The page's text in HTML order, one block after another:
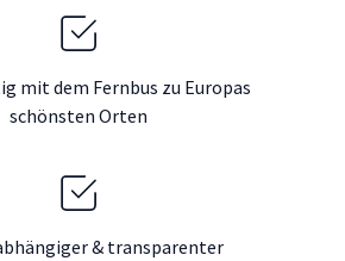
mit dem Fernbus zu Europas
schönsten Orten
& transparenter